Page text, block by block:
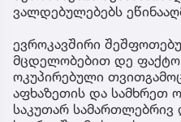
ვალდებულებებს
ევროკავშირი
მცდელობებით დე ფაქტო
ოკუპირებული
აფხაზეთის და სამხრეთ
საკუთარ სამართლებრივ